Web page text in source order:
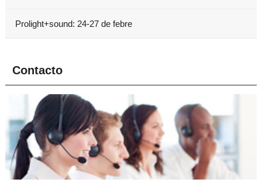
Prolight+sound: 24-27 de febre
Contacto